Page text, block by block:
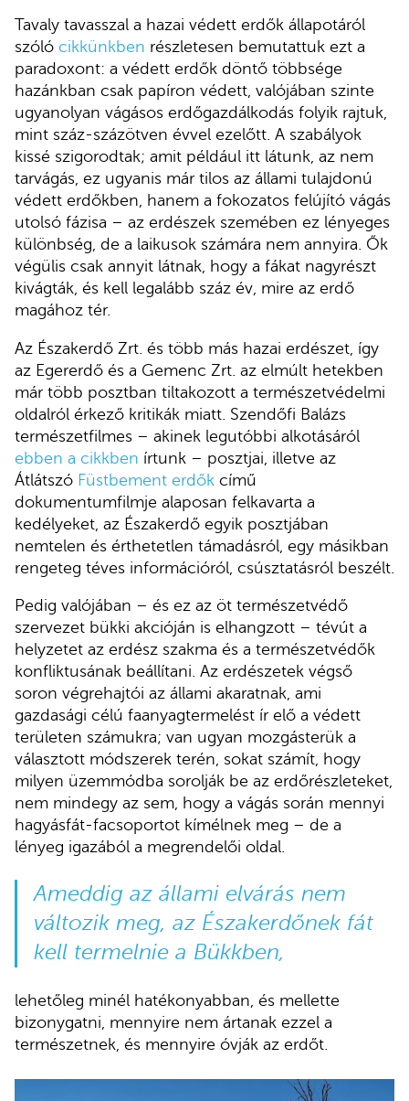
Tavaly tavasszal a hazai védett erdők állapotáról
szóló cikkünkben részletesen bemutattuk ezt a
paradoxont: a védett erdők döntő többsége
hazánkban csak papíron védett, valójában szinte
ugyanolyan vágásos erdőgazdálkodás folyik rajtuk,
mint száz-százötven évvel ezelőtt. A szabályok
kissé szigorodtak; amit például itt látunk, az nem
tarvágás, ez ugyanis már tilos az állami tulajdonú
védett erdőkben, hanem a fokozatos felújító vágás
utolsó fázisa – az erdészek szemében ez lényeges
különbség, de a laikusok számára nem annyira. Ők
végülis csak annyit látnak, hogy a fákat nagyrészt
kivágták, és kell legalább száz év, mire az erdő
magához tér.
Az Északerdő Zrt. és több más hazai erdészet, így
az Egererdő és a Gemenc Zrt. az elmúlt hetekben
már több posztban tiltakozott a természetvédelmi
oldalról érkező kritikák miatt. Szendőfi Balázs
természetfilmes – akinek legutóbbi alkotásáról
ebben a cikkben írtunk – posztjai, illetve az
Átlátszó Füstbement erdők című
dokumentumfilmje alaposan felkavarta a
kedélyeket, az Északerdő egyik posztjában
nemtelen és érthetetlen támadásról, egy másikban
rengeteg téves információról, csúsztatásról beszélt.
Pedig valójában – és ez az öt természetvédő
szervezet bükki akcióján is elhangzott – tévút a
helyzetet az erdész szakma és a természetvédők
konfliktusának beállítani. Az erdészetek végső
soron végrehajtói az állami akaratnak, ami
gazdasági célú faanyagtermelést ír elő a védett
területen számukra; van ugyan mozgásterük a
választott módszerek terén, sokat számít, hogy
milyen üzemmódba sorolják be az erdőrészleteket,
nem mindegy az sem, hogy a vágás során mennyi
hagyásfát-facsoportot kímélnek meg – de a
lényeg igazából a megrendelői oldal.
Ameddig az állami elvárás nem
változik meg, az Északerdőnek fát
kell termelnie a Bükkben,
lehetőleg minél hatékonyabban, és mellette
bizonygatni, mennyire nem ártanak ezzel a
természetnek, és mennyire óvják az erdőt.